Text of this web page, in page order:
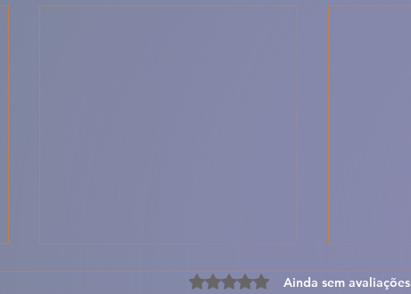
Avaliado com 0 de 5 estrelas.
Ainda sem avaliações